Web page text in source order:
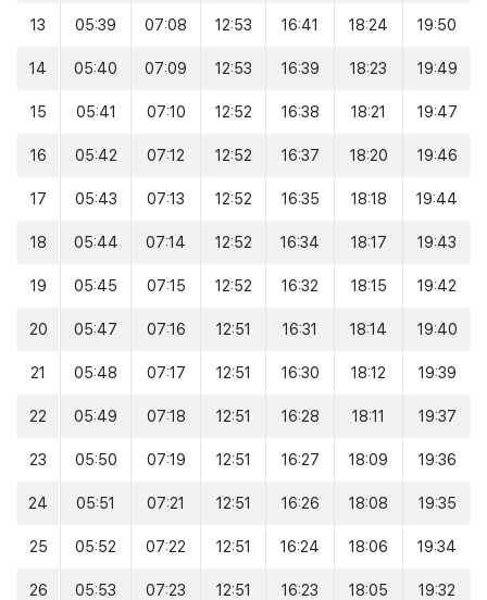
13 05:39 07:08 12:53 16:41 18:24 19:50
14 05:40 07:09 12:53 16:39 18:23 19:49
15 05:41 07:10 12:52 16:38 18:21 19:47
16 05:42 07:12 12:52 16:37 18:20 19:46
17 05:43 07:13 12:52 16:35 18:18 19:44
18 05:44 07:14 12:52 16:34 18:17 19:43
19 05:45 07:15 12:52 16:32 18:15 19:42
20 05:47 07:16 12:51 16:31 18:14 19:40
21 05:48 07:17 12:51 16:30 18:12 19:39
22 05:49 07:18 12:51 16:28 18:11 19:37
23 05:50 07:19 12:51 16:27 18:09 19:36
24 05:51 07:21 12:51 16:26 18:08 19:35
25 05:52 07:22 12:51 16:24 18:06 19:34
26 05:53 07:23 12:51 16:23 18:05 19:32